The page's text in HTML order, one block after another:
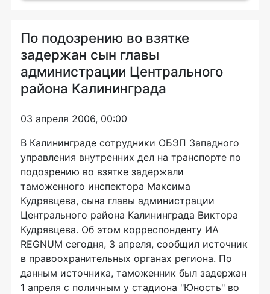
По подозрению во взятке
задержан сын главы
администрации Центрального
района Калининграда
03 апреля 2006, 00:00
В Калининграде сотрудники ОБЭП Западного
управления внутренних дел на транспорте по
подозрению во взятке задержали
таможенного инспектора Максима
Кудрявцева, сына главы администрации
Центрального района Калининграда Виктора
Кудрявцева. Об этом корреспонденту ИА
REGNUM сегодня, 3 апреля, сообщил источник
в правоохранительных органах региона. По
данным источника, таможенник был задержан
1 апреля с поличным у стадиона "Юность" во